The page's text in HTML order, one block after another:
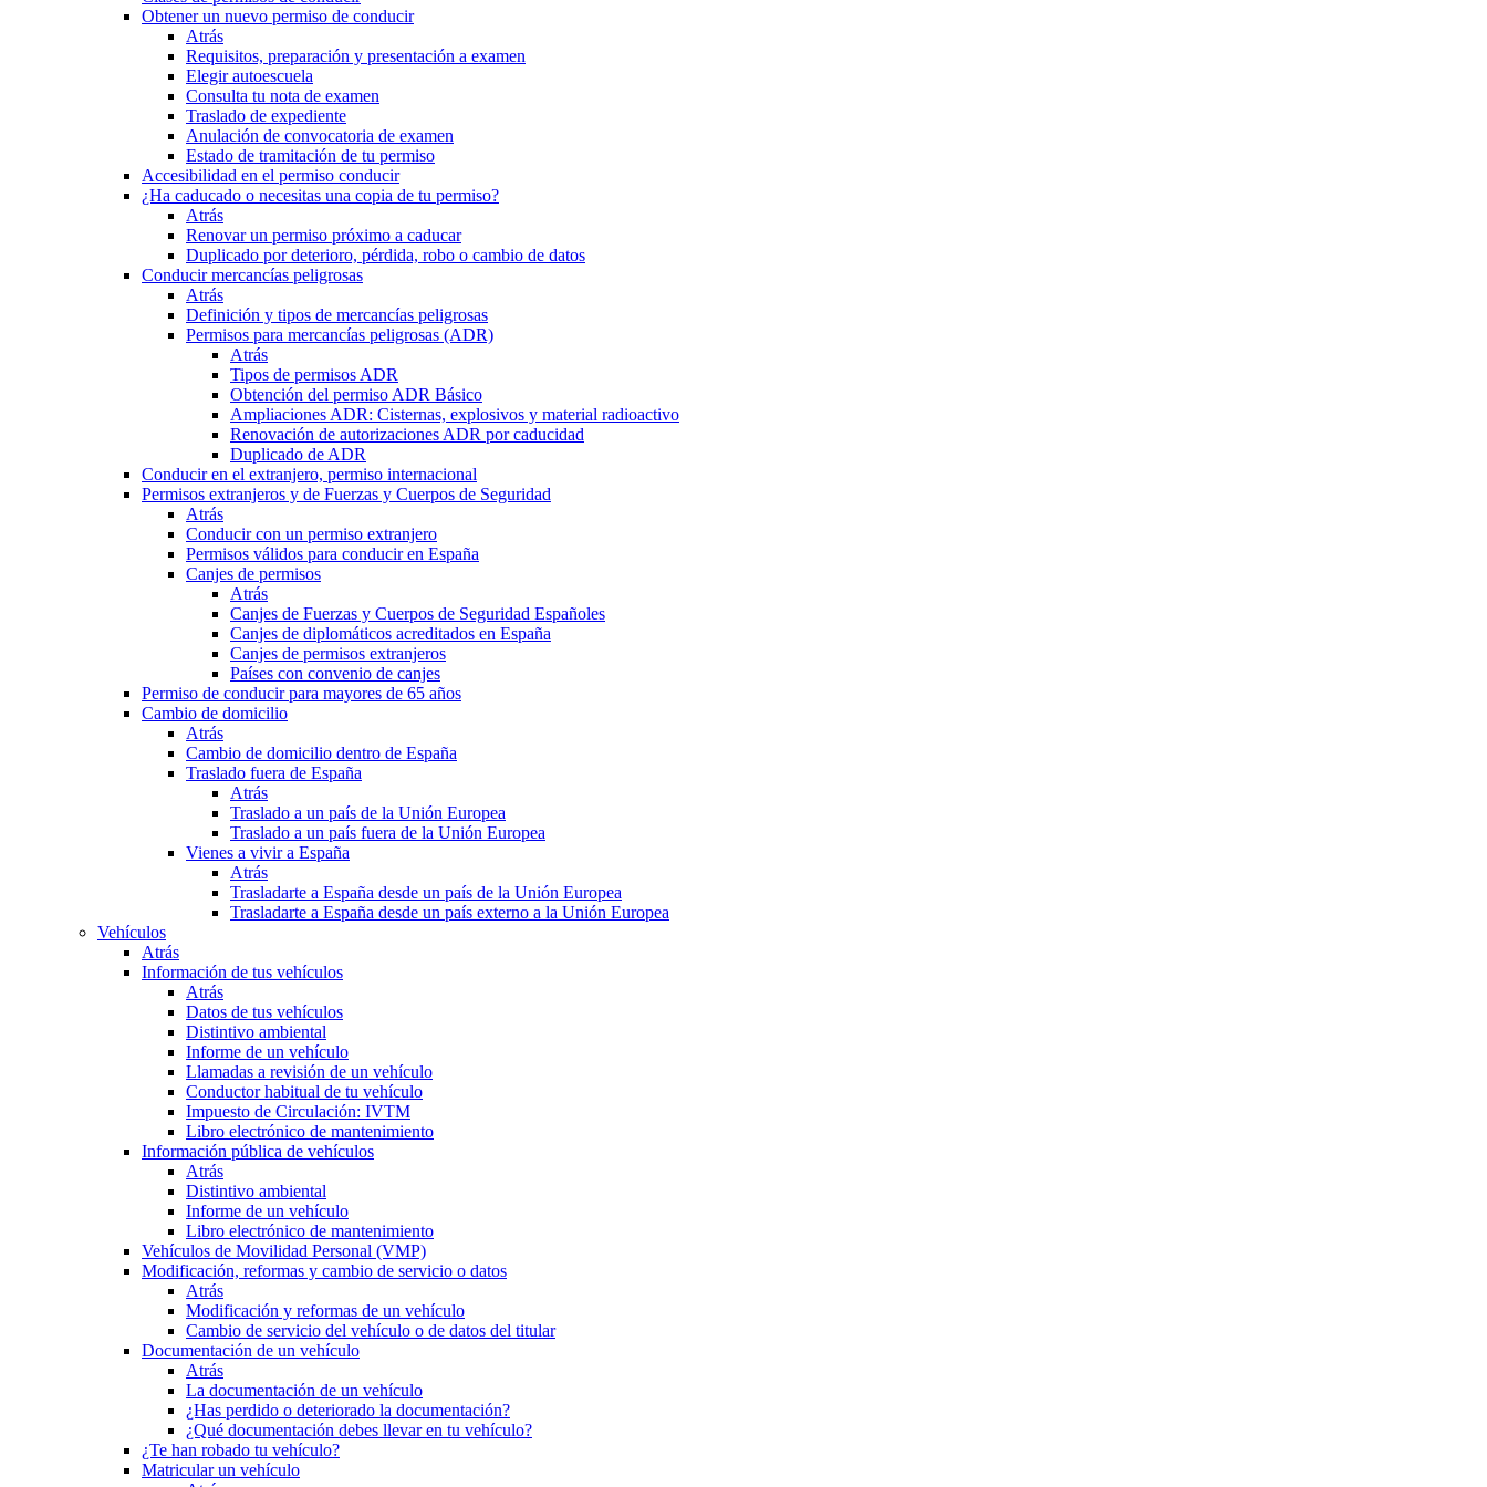
Obtener un nuevo permiso de conducir
Atrás
Requisitos, preparación y presentación a examen
Elegir autoescuela
Consulta tu nota de examen
Traslado de expediente
Anulación de convocatoria de examen
Estado de tramitación de tu permiso
Accesibilidad en el permiso conducir
¿Ha caducado o necesitas una copia de tu permiso?
Atrás
Renovar un permiso próximo a caducar
Duplicado por deterioro, pérdida, robo o cambio de datos
Conducir mercancías peligrosas
Atrás
Definición y tipos de mercancías peligrosas
Permisos para mercancías peligrosas (ADR)
Atrás
Tipos de permisos ADR
Obtención del permiso ADR Básico
Ampliaciones ADR: Cisternas, explosivos y material radioactivo
Renovación de autorizaciones ADR por caducidad
Duplicado de ADR
Conducir en el extranjero, permiso internacional
Permisos extranjeros y de Fuerzas y Cuerpos de Seguridad
Atrás
Conducir con un permiso extranjero
Permisos válidos para conducir en España
Canjes de permisos
Atrás
Canjes de Fuerzas y Cuerpos de Seguridad Españoles
Canjes de diplomáticos acreditados en España
Canjes de permisos extranjeros
Países con convenio de canjes
Permiso de conducir para mayores de 65 años
Cambio de domicilio
Atrás
Cambio de domicilio dentro de España
Traslado fuera de España
Atrás
Traslado a un país de la Unión Europea
Traslado a un país fuera de la Unión Europea
Vienes a vivir a España
Atrás
Trasladarte a España desde un país de la Unión Europea
Trasladarte a España desde un país externo a la Unión Europea
Vehículos
Atrás
Información de tus vehículos
Atrás
Datos de tus vehículos
Distintivo ambiental
Informe de un vehículo
Llamadas a revisión de un vehículo
Conductor habitual de tu vehículo
Impuesto de Circulación: IVTM
Libro electrónico de mantenimiento
Información pública de vehículos
Atrás
Distintivo ambiental
Informe de un vehículo
Libro electrónico de mantenimiento
Vehículos de Movilidad Personal (VMP)
Modificación, reformas y cambio de servicio o datos
Atrás
Modificación y reformas de un vehículo
Cambio de servicio del vehículo o de datos del titular
Documentación de un vehículo
Atrás
La documentación de un vehículo
¿Has perdido o deteriorado la documentación?
¿Qué documentación debes llevar en tu vehículo?
¿Te han robado tu vehículo?
Matricular un vehículo